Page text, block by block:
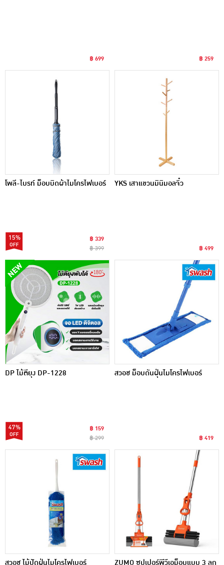
฿ 699 ฿ 259
โพลี-ไบรท์ ม็อบบิดผ้าไมโครไฟเบอร์
15%
฿ 339
฿ 399
YKS เสาแขวนมินิมอลจิ๋ว
฿ 499
DP ไม้ตียุง DP-1228
47%
฿ 159
฿ 299
สวอช ม็อบดันฝุ่นไมโครไฟเบอร์
฿ 419
สวอช ไม้ปัดฝุ่นไมโครไฟเบอร์
ZUMO ซุปเปอร์พีวีเอม็อบแบบ 3 ลูก